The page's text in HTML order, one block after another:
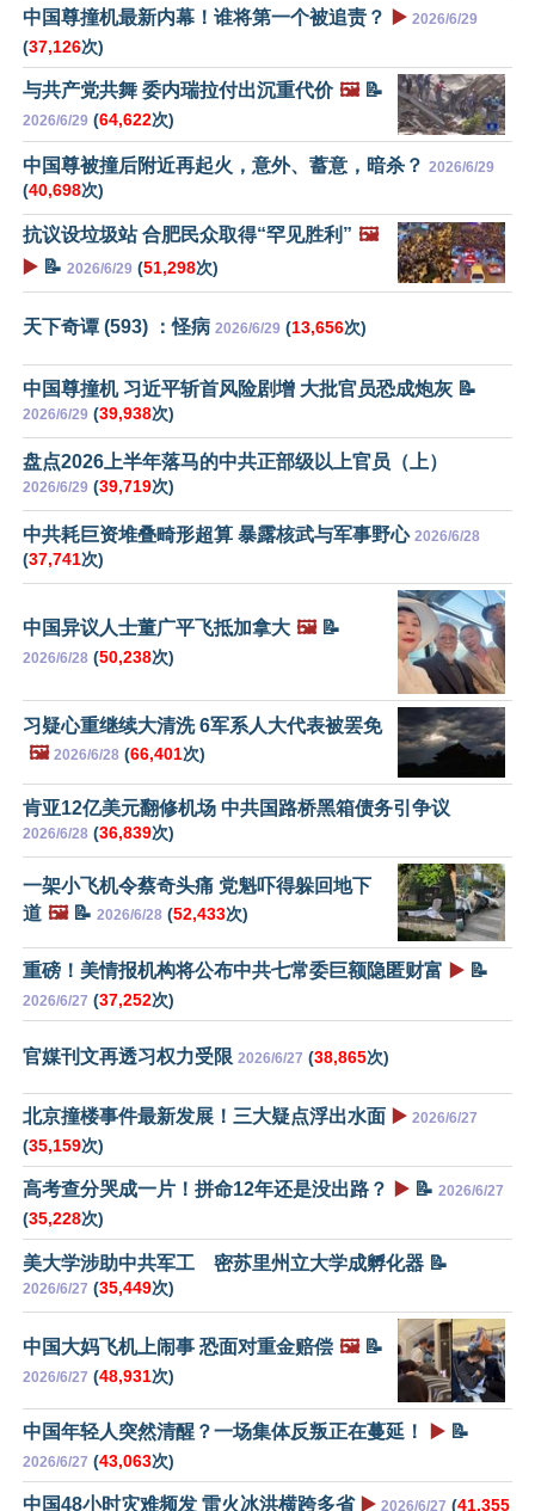
中国尊撞机最新内幕！谁将第一个被追责？ ▶️ 2026/6/29
(37,126次)
与共产党共舞 委内瑞拉付出沉重代价 🖼️📝
2026/6/29 (64,622次)
中国尊被撞后附近再起火，意外、蓄意，暗杀？ 2026/6/29
(40,698次)
抗议设垃圾站 合肥民众取得“罕见胜利” 🖼️
▶️ 📝 2026/6/29 (51,298次)
天下奇谭 (593) ：怪病 2026/6/29 (13,656次)
中国尊撞机 习近平斩首风险剧增 大批官员恐成炮灰 📝
2026/6/29 (39,938次)
盘点2026上半年落马的中共正部级以上官员（上）
2026/6/29 (39,719次)
中共耗巨资堆叠畸形超算 暴露核武与军事野心 2026/6/28
(37,741次)
中国异议人士董广平飞抵加拿大 🖼️📝
2026/6/28 (50,238次)
习疑心重继续大清洗 6军系人大代表被罢免
🖼️ 2026/6/28 (66,401次)
肯亚12亿美元翻修机场 中共国路桥黑箱债务引争议
2026/6/28 (36,839次)
一架小飞机令蔡奇头痛 党魁吓得躲回地下
道 🖼️📝 2026/6/28 (52,433次)
重磅！美情报机构将公布中共七常委巨额隐匿财富 ▶️ 📝
2026/6/27 (37,252次)
官媒刊文再透习权力受限 2026/6/27 (38,865次)
北京撞楼事件最新发展！三大疑点浮出水面 ▶️ 2026/6/27
(35,159次)
高考查分哭成一片！拼命12年还是没出路？ ▶️ 📝 2026/6/27
(35,228次)
美大学涉助中共军工 密苏里州立大学成孵化器 📝
2026/6/27 (35,449次)
中国大妈飞机上闹事 恐面对重金赔偿 🖼️📝
2026/6/27 (48,931次)
中国年轻人突然清醒？一场集体反叛正在蔓延！ ▶️ 📝
2026/6/27 (43,063次)
中国48小时灾难频发 雷火冰洪横跨多省 ▶️ 2026/6/27 (41,355